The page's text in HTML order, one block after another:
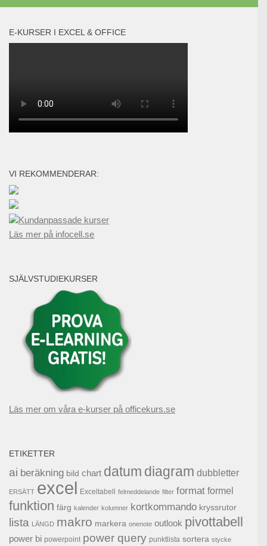
E-KURSER I EXCEL & OFFICE
VI REKOMMENDERAR:
Kundanpassade kurser
Läs mer på infocell.se
SJÄLVSTUDIEKURSER
Läs mer om våra e-kurser på officekurs.se
ETIKETTER
ai beräkning bild chart datum diagram dubbletter
ERSÄTT excel Exceltabell felmeddelande filter format formel
funktion färg kalender kolumner kortkommando kryssrutor
lista LÄNGD makro markera onenote outlook pivottabell
power bi powerpoint power query punktlista sortera stycke